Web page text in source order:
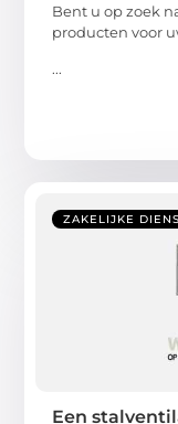
Bent u op zoek
producten voor
...
ZAKELIJKE
Een